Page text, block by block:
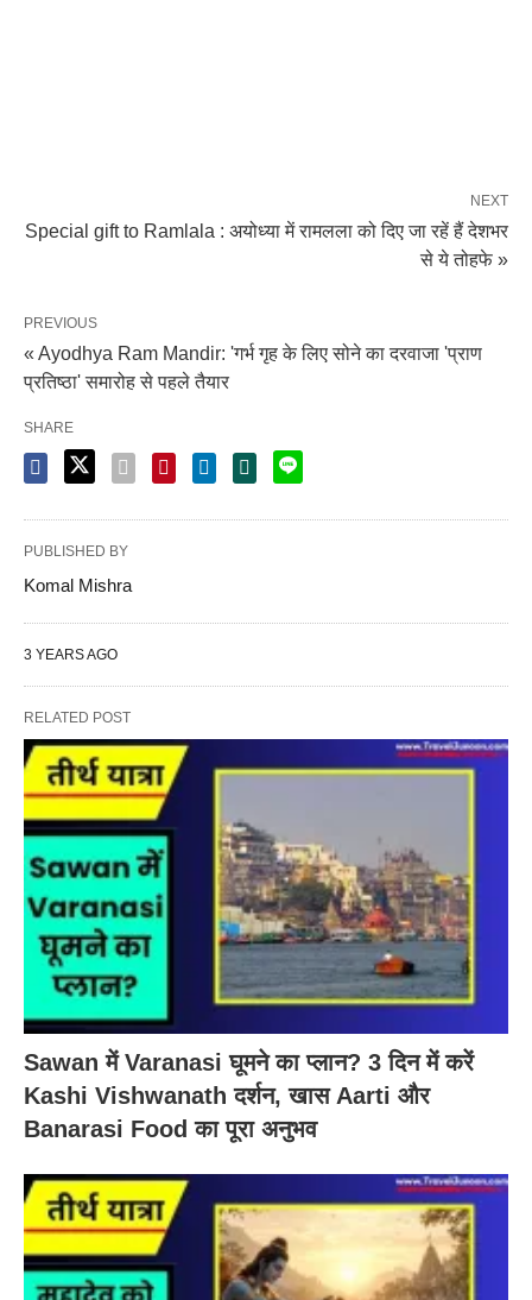
NEXT
Special gift to Ramlala : अयोध्या में रामलला को दिए जा रहें हैं देशभर
से ये तोहफे »
PREVIOUS
« Ayodhya Ram Mandir: 'गर्भ गृह के लिए सोने का दरवाजा 'प्राण
प्रतिष्ठा' समारोह से पहले तैयार
SHARE
PUBLISHED BY
Komal Mishra
3 YEARS AGO
RELATED POST
Sawan में Varanasi घूमने का प्लान? 3 दिन में करें
Kashi Vishwanath दर्शन, खास Aarti और
Banarasi Food का पूरा अनुभव